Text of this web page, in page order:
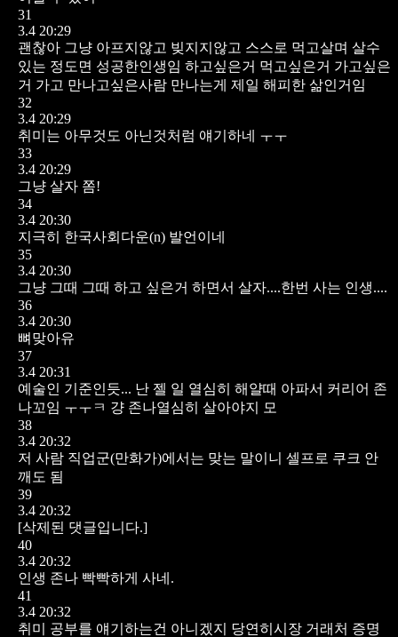
31
3.4 20:29
괜찮아 그냥 아프지않고 빚지지않고 스스로 먹고살며 살수
있는 정도면 성공한인생임 하고싶은거 먹고싶은거 가고싶은
거 가고 만나고싶은사람 만나는게 제일 해피한 삶인거임
32
3.4 20:29
취미는 아무것도 아닌것처럼 얘기하네 ㅜㅜ
33
3.4 20:29
그냥 살자 쫌!
34
3.4 20:30
지극히 한국사회다운(n) 발언이네
35
3.4 20:30
그냥 그때 그때 하고 싶은거 하면서 살자....한번 사는 인생....
36
3.4 20:30
뼈맞아유
37
3.4 20:31
예술인 기준인듯... 난 젤 일 열심히 해얄때 아파서 커리어 존
나꼬임 ㅜㅜㅋ 걍 존나열심히 살아야지 모
38
3.4 20:32
저 사람 직업군(만화가)에서는 맞는 말이니 셀프로 쿠크 안
깨도 됨
39
3.4 20:32
[삭제된 댓글입니다.]
40
3.4 20:32
인생 존나 빡빡하게 사네.
41
3.4 20:32
취미 공부를 얘기하는건 아니겠지 당연히시장 거래처 증명